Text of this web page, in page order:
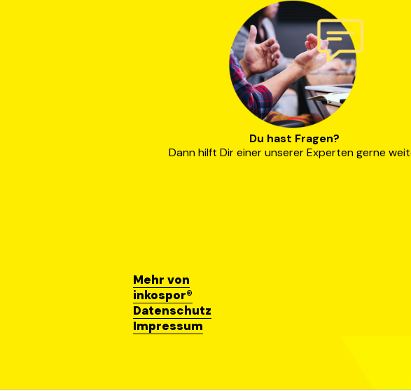
Du hast Fragen?
Dann hilft Dir einer unserer Experten gerne
Mehr von
inkospor®
Datenschutz
Impressum